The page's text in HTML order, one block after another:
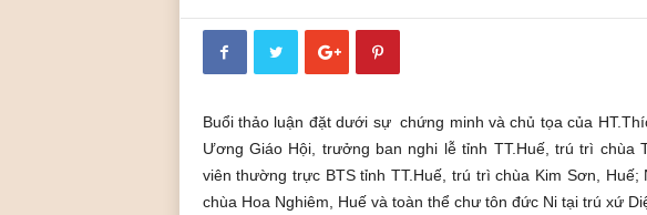
a
Buổi thảo luận đặt dưới sự chứng minh và chủ tọa của
Ương Giáo Hội, trưởng ban nghi lễ tỉnh TT.Huế, trú trì chùa
viên thường trực BTS tỉnh TT.Huế, trú trì chùa Kim Sơn,
chùa Hoa Nghiêm, Huế và toàn thể chư tôn đức Ni tại trú xứ